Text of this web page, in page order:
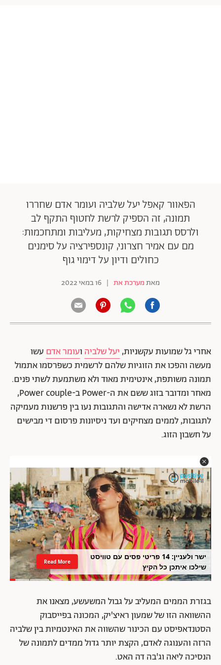
הפאוור קאפל יעל שלביה ועומר אדם שחררו
תמונה, זה הספיק לרשת לחטוף התקף לב
ולרסס תגובות מצחיקות, מעליבות ומתחכמות:
מם עם אמיר חצרוני, קונספירציה על סימנים
כחולים ודיון על דימוי גוף
מאתמערכת את | 16 במאי 2022
אחרי גל שמועות עקשניות,יעל שלביה ועומר אדם עשו
מעשה והפכו את הזוגיות שלהם לרשמית כשפרסמו אתמול
תמונה משותפת, אינטימית מאוד ולא משתמעת לשתי פנים.
מאחר ומדובר בזוג ששם את ה-Power ב-Power couple,
הרשת לא נשארה אדישה והתגובות נעו בין פרשנות מעמיקה
לתגובות, לממים מצחיקים ועד ניסיונות פרסום די מבישים
על חשבון הזוג.
ישר ולעניין: 14 פריטי פסים עם טוויסט
שילכו איתכן כל הקיץ
Read More
בגזרת הממים המעליב על גבול המשעשע, מצאנו את
ההשוואה הזו של שמעון ראיצ'יק, המכונה בפייסבוק
הסטנדאפיסט עם הכינור שהשווה את האינטמיות בין שלביה
הרזה והענוגה לאדם, הקצת יותר גדול ממדים לתמונה של
הנסיכה ליאה וג'בה דה האט.